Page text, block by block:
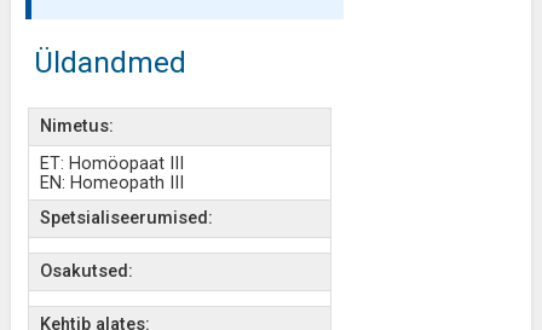
Üldandmed
Nimetus:
ET: Homöopaat III
EN: Homeopath III
Spetsialiseerumised:
Osakutsed:
Kehtib alates: